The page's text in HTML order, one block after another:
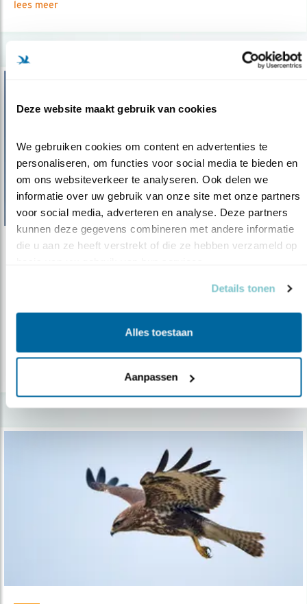
Deze website maakt gebruik van cookies
We gebruiken cookies om content en advertenties te
personaliseren, om functies voor social media te bieden en
om ons websiteverkeer te analyseren. Ook delen we
informatie over uw gebruik van onze site met onze partners
voor social media, adverteren en analyse. Deze partners
kunnen deze gegevens combineren met andere informatie
die u aan ze heeft verstrekt of die ze hebben verzameld op
Details tonen
Alles toestaan
Aanpassen
lees meer
Tip
noord in natuurgebied De Maashors..